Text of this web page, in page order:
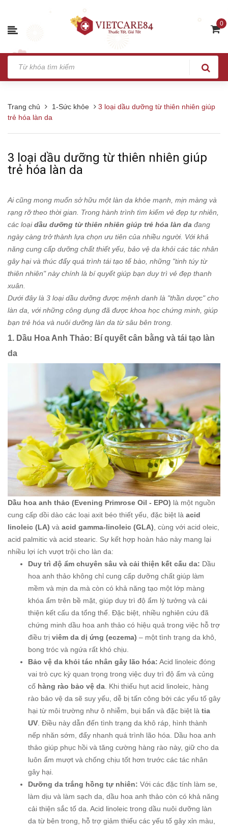
0
Trang chủ 1-Sức khỏe
3 loại dầu dưỡng từ thiên nhiên giúp
trẻ hóa làn da
3 loại dầu dưỡng từ thiên nhiên giúp
trẻ hóa làn da
Ai cũng mong muốn sở hữu một làn da khỏe mạnh, mịn màng và
rạng rỡ theo thời gian. Trong hành trình tìm kiếm vẻ đẹp tự nhiên,
các loạidầu dưỡng từ thiên nhiên giúp trẻ hóa làn da đang
ngày càng trở thành lựa chọn ưu tiên của nhiều người. Với khả
năng cung cấp dưỡng chất thiết yếu, bảo vệ da khỏi các tác nhân
gây hại và thúc đẩy quá trình tái tạo tế bào, những "tinh túy từ
thiên nhiên" này chính là bí quyết giúp bạn duy trì vẻ đẹp thanh
xuân.
Dưới đây là 3 loại dầu dưỡng được mệnh danh là "thần dược" cho
làn da, với những công dụng đã được khoa học chứng minh, giúp
bạn trẻ hóa và nuôi dưỡng làn da từ sâu bên trong.
1. Dầu Hoa Anh Thảo: Bí quyết cân bằng và tái tạo làn
da
Dầu hoa anh thảo (Evening Primrose Oil - EPO) là một nguồn
cung cấp dồi dào các loại axit béo thiết yếu, đặc biệt là acid
linoleic (LA) và acid gamma-linoleic (GLA) , cùng với acid oleic,
acid palmitic và acid stearic. Sự kết hợp hoàn hảo này mang lại
nhiều lợi ích vượt trội cho làn da:
Duy trì độ ẩm chuyên sâu và cải thiện kết cấu da: Dầu
hoa anh thảo không chỉ cung cấp dưỡng chất giúp làm
mềm và mịn da mà còn có khả năng tạo một lớp màng
khóa ẩm trên bề mặt, giúp duy trì độ ẩm lý tưởng và cải
thiện kết cấu da tổng thể. Đặc biệt, nhiều nghiên cứu đã
chứng minh dầu hoa anh thảo có hiệu quả trong việc hỗ trợ
điều trị viêm da dị ứng (eczema) – một tình trạng da khô,
bong tróc và ngứa rất khó chịu.
Bảo vệ da khỏi tác nhân gây lão hóa: Acid linoleic đóng
vai trò cực kỳ quan trọng trong việc duy trì độ ẩm và củng
cố hàng rào bảo vệ da . Khi thiếu hụt acid linoleic, hàng
rào bảo vệ da sẽ suy yếu, dễ bị tấn công bởi các yếu tố gây
hại từ môi trường như ô nhiễm, bụi bẩn và đặc biệt là tia
UV . Điều này dẫn đến tình trạng da khô ráp, hình thành
nếp nhăn sớm, đẩy nhanh quá trình lão hóa. Dầu hoa anh
thảo giúp phục hồi và tăng cường hàng rào này, giữ cho da
luôn ẩm mượt và chống chịu tốt hơn trước các tác nhân
gây hại.
Dưỡng da trắng hồng tự nhiên: Với các đặc tính làm se,
làm dịu và làm sạch da, dầu hoa anh thảo còn có khả năng
cải thiện sắc tố da. Acid linoleic trong dầu nuôi dưỡng làn
da từ bên trong, hỗ trợ giảm thiểu các yếu tố gây xỉn màu,